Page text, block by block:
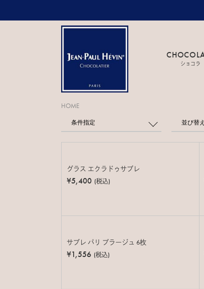
ショコラ
HOME
条件指定 並び替え
グラス エクラドゥサブレ
¥5,400 (税込)
サブレ パリ プラージュ 6枚
¥1,556 (税込)